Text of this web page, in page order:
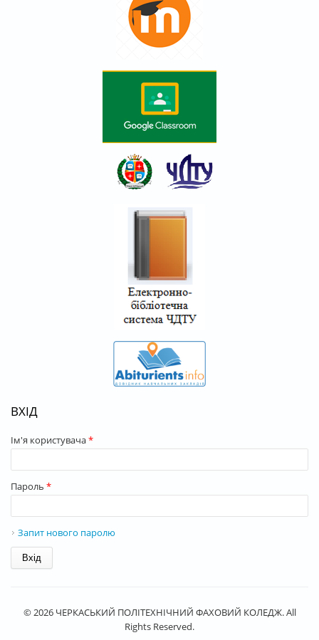
ВХІД
Ім'я користувача*
Пароль *
Запит нового паролю
© 2026 ЧЕРКАСЬКИЙ ПОЛІТЕХНІЧНИЙ ФАХОВИЙ КОЛЕДЖ. All
Rights Reserved.